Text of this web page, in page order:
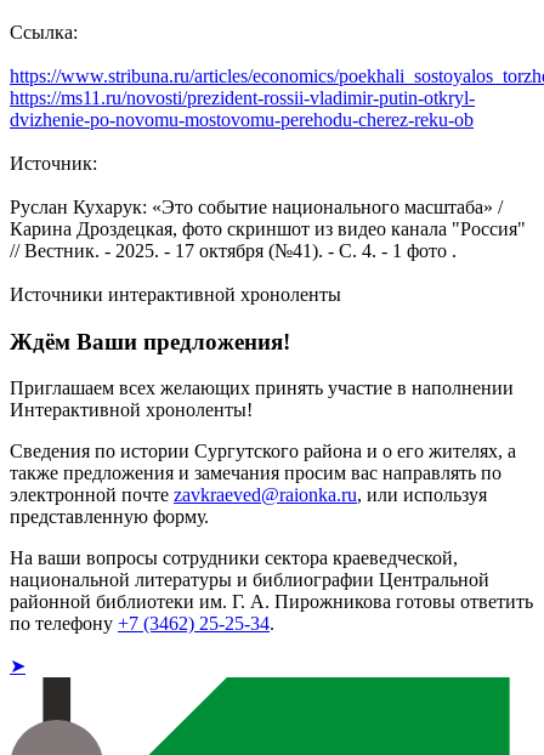
Ссылка:
https://www.stribuna.ru/articles/economics/
https://ms11.ru/novosti/prezident-rossii-vladimir-putin-otkryl-
dvizhenie-po-novomu-mostovomu-perehodu-cherez-reku-ob
Источник:
Руслан Кухарук: «Это событие национального масштаба» /
Карина Дроздецкая, фото скриншот из видео канала "Россия"
// Вестник. - 2025. - 17 октября (№41). - С. 4. - 1 фото .
Источники интерактивной хроноленты
Ждём Ваши предложения!
Приглашаем всех желающих принять участие в наполнении
Интерактивной хроноленты!
Сведения по истории Сургутского района и о его жителях, а
также предложения и замечания просим вас направлять по
электронной почте zavkraeved@raionka.ru, или используя
представленную форму.
На ваши вопросы сотрудники сектора краеведческой,
национальной литературы и библиографии Центральной
районной библиотеки им. Г. А. Пирожникова готовы ответить
по телефону +7 (3462) 25-25-34.
➤